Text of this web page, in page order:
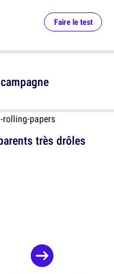
très drôles
Faire le test